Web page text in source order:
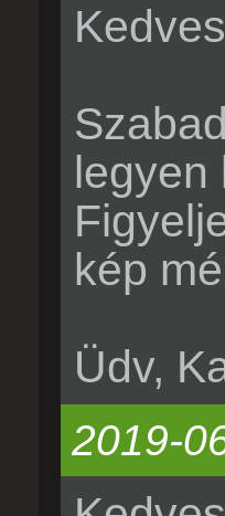
legyen
kép
Üdv,
2019-